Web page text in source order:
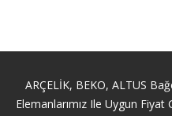
ARÇELİK, BEKO, ALTUS
Elemanlarımız Ile Uygun